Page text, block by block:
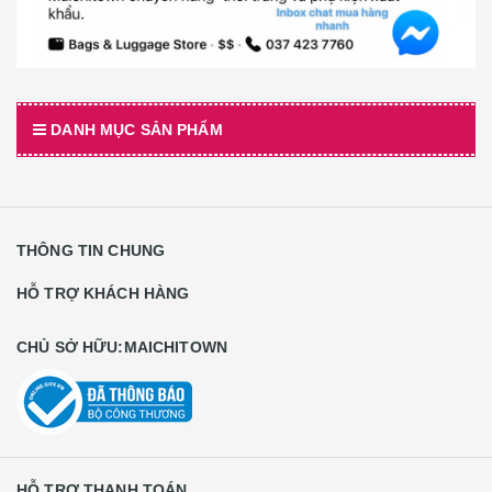
DANH MỤC SẢN PHẨM
THÔNG TIN CHUNG
HỖ TRỢ KHÁCH HÀNG
CHỦ SỞ HỮU:MAICHITOWN